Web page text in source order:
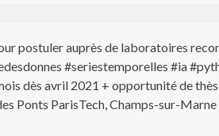
postuler auprès de laboratoires
#seriestemporelles #ia
dès avril 2021 + opportunité de
Ponts ParisTech, Champs-sur-